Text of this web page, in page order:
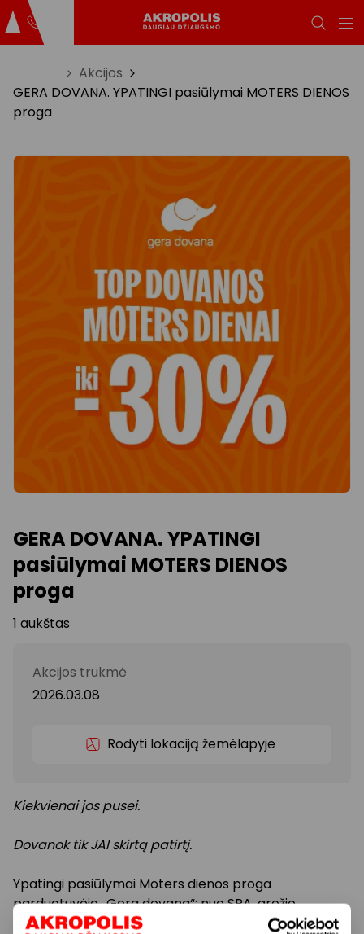
Akcijos
GERA DOVANA. YPATINGI pasiūlymai MOTERS DIENOS
proga
GERA DOVANA. YPATINGI
pasiūlymai MOTERS DIENOS
proga
1 aukštas
Akcijos trukmė
2026.03.08
Rodyti lokaciją žemėlapyje
Kiekvienai jos pusei.
Dovanok tik JAI skirtą patirtį.
Ypatingi pasiūlymai Moters dienos proga
parduotuvėje „Gera dovana“: nuo SPA, grožio
procedūrų iki adrenalino kupinų patirčių!